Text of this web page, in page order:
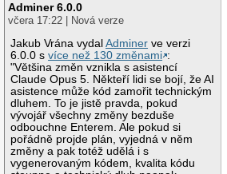
Adminer 6.0.0
včera 17:22 | Nová verze
Jakub Vrána vydalAdminer ve verzi
6.0.0 svíce než 130 změnami :
"Většina změn vznikla s asistencí
Claude Opus 5. Někteří lidi se bojí, že AI
asistence může kód zamořit technickým
dluhem. To je jistě pravda, pokud
vývojář všechny změny bezduše
odbouchne Enterem. Ale pokud si
pořádně projde plán, vyjedná v něm
změny a pak totéž udělá i s
vygenerovaným kódem, kvalita kódu